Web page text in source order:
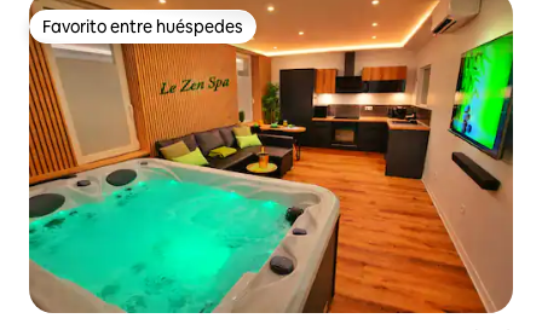
Favorito entre huéspedes
Favorito entre huéspedes